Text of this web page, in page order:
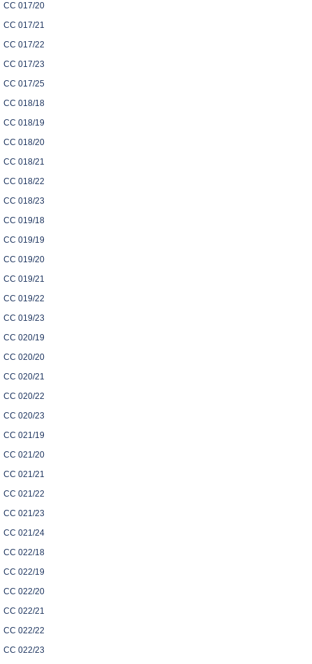
CC 017/20
CC 017/21
CC 017/22
CC 017/23
CC 017/25
CC 018/18
CC 018/19
CC 018/20
CC 018/21
CC 018/22
CC 018/23
CC 019/18
CC 019/19
CC 019/20
CC 019/21
CC 019/22
CC 019/23
CC 020/19
CC 020/20
CC 020/21
CC 020/22
CC 020/23
CC 021/19
CC 021/20
CC 021/21
CC 021/22
CC 021/23
CC 021/24
CC 022/18
CC 022/19
CC 022/20
CC 022/21
CC 022/22
CC 022/23